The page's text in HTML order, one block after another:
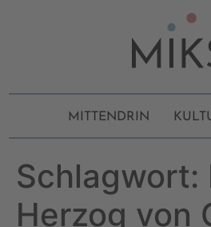
MITTENDRIN
Schlagwort:
Herzog von